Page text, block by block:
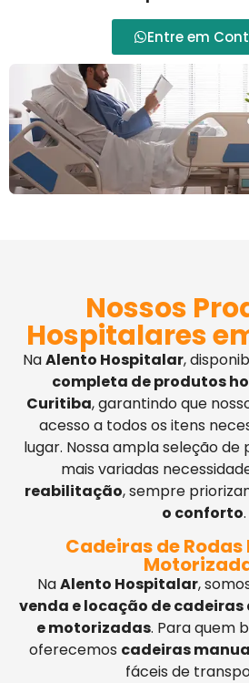
Entre em
Nossos
Hospitalares
NaAlento Hospitalar,
completa de produtos
Curitiba, garantindo que
acesso a todos os itens
lugar. Nossa ampla seleção
mais variadas
reabilitação, sempre
o conforto.
Cadeiras de Rodas
NaAlento Hospitalar,
venda e locação de
e motorizadas. Para quem
oferecemos cadeiras
fáceis de